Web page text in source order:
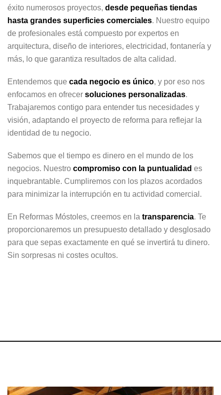
éxito numerosos proyectos, desde pequeñas tiendas
hasta grandes superficies comerciales. Nuestro equipo
de profesionales está compuesto por expertos en
arquitectura, diseño de interiores, electricidad, fontanería y
más, lo que garantiza resultados de alta calidad.
Entendemos que cada negocio es único, y por eso nos
enfocamos en ofrecer soluciones personalizadas.
Trabajaremos contigo para entender tus necesidades y
visión, adaptando el proyecto de reforma para reflejar la
identidad de tu negocio.
Sabemos que el tiempo es dinero en el mundo de los
negocios. Nuestro compromiso con la puntualidad es
inquebrantable. Cumpliremos con los plazos acordados
para minimizar la interrupción en tu actividad comercial.
En Reformas Móstoles, creemos en la transparencia. Te
proporcionaremos un presupuesto detallado y desglosado
para que sepas exactamente en qué se invertirá tu dinero.
Sin sorpresas ni costes ocultos.